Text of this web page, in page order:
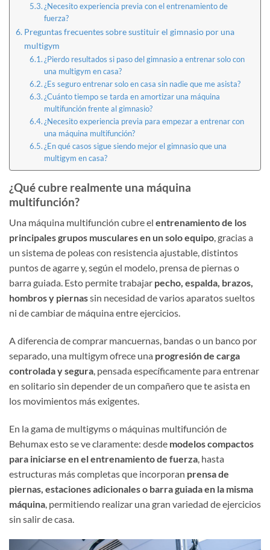
¿Necesito experiencia previa con el entrenamiento de
fuerza?
Preguntas frecuentes sobre sustituir el gimnasio por una
multigym
¿Pierdo resultados si paso del gimnasio a entrenar solo con
una multigym en casa?
¿Es seguro entrenar solo en casa sin nadie que me asista?
¿Cuánto tiempo se tarda en amortizar una máquina
multifunción frente al gimnasio?
¿Necesito experiencia previa para empezar a entrenar con
una máquina multifunción?
¿En qué casos sigue siendo mejor el gimnasio que una
multigym en casa?
¿Qué cubre realmente una máquina
multifunción?
Una máquina multifunción cubre el entrenamiento de los
principales grupos musculares en un solo equipo, gracias a
un sistema de poleas con resistencia ajustable, distintos
puntos de agarre y, según el modelo, prensa de piernas o
barra guiada. Esto permite trabajar pecho, espalda, brazos,
hombros y piernassin necesidad de varios aparatos sueltos
ni de cambiar de máquina entre ejercicios.
A diferencia de comprar mancuernas, bandas o un banco por
separado, una multigym ofrece una progresión de carga
controlada y segura, pensada específicamente para entrenar
en solitario sin depender de un compañero que te asista en
los movimientos más exigentes.
En la gama de multigyms o máquinas multifunción de
Behumax esto se ve claramente: desde modelos compactos
para iniciarse en el entrenamiento de fuerza, hasta
estructuras más completas que incorporan prensa de
piernas, estaciones adicionales o barra guiada en la misma
máquina, permitiendo realizar una gran variedad de ejercicios
sin salir de casa.